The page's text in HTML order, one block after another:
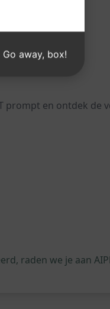
prompt en ontdek de
raden we je aan
Go away, box!